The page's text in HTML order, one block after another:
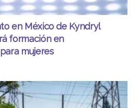
en México de Kyndryl
formación en
mujeres